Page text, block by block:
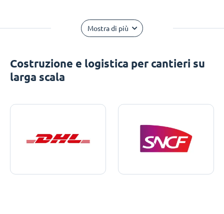
Mostra di più
Costruzione e logistica per cantieri su
larga scala